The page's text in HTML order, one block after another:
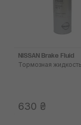
NISSAN Brake Fluid
Тормозная
630 ₴